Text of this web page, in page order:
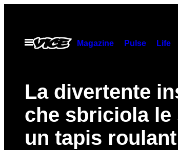
contenuto
Apri
Magazine Pulse Life
La divertente
che sbriciola le
un tapis roulant